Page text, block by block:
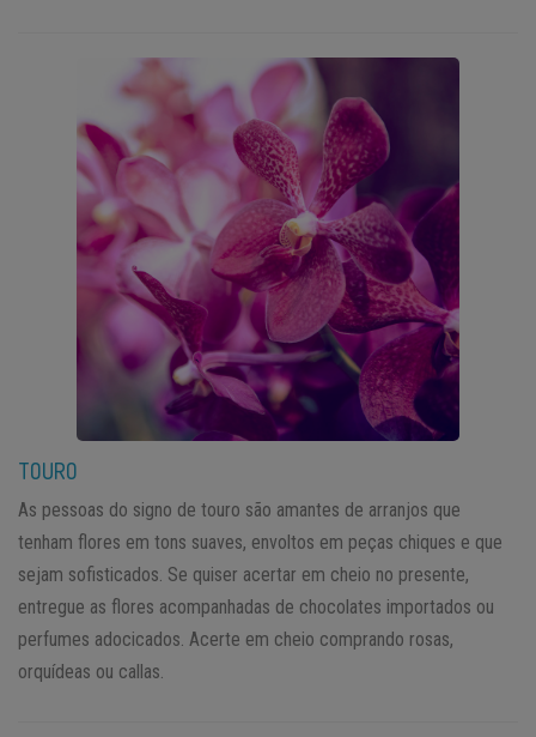
TOURO
As pessoas do signo de touro são amantes de arranjos que
tenham flores em tons suaves, envoltos em peças chiques e que
sejam sofisticados. Se quiser acertar em cheio no presente,
entregue as flores acompanhadas de chocolates importados ou
perfumes adocicados. Acerte em cheio comprando rosas,
orquídeas ou callas.